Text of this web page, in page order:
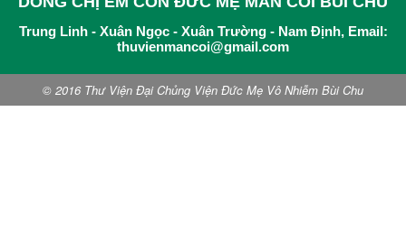
Trung Linh - Xuân Ngọc - Xuân Trường - Nam Định, Email:
thuvienmancoi@gmail.com
© 2016 Thư Viện Đại Chủng Viện Đức Mẹ Vô Nhiễm Bùi Chu